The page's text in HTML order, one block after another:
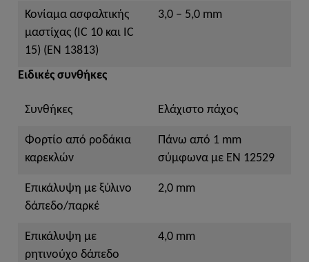
Κονίαμα ασφαλτικής
μαστίχας (IC 10 και IC
15) (EN 13813)
3,0 – 5,0 mm
Ειδικές συνθήκες
Συνθήκες Ελάχιστο πάχος
Φορτίο από ροδάκια
καρεκλών
Πάνω από 1 mm
σύμφωνα με EN 12529
Επικάλυψη με ξύλινο
δάπεδο/παρκέ
2,0 mm
Επικάλυψη με
ρητινούχο δάπεδο
4,0 mm